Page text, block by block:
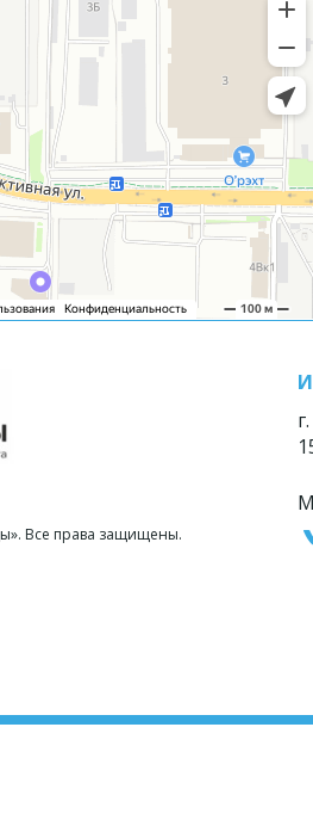
Все права защищены.